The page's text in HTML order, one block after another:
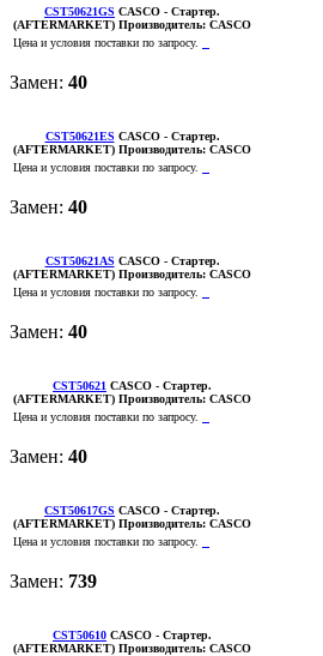
CST50621GS CASCO - Стартер.
(AFTERMARKET) Производитель: CASCO
Цена и условия поставки по запросу.
Замен: 40
CST50621ES CASCO - Стартер.
(AFTERMARKET) Производитель: CASCO
Цена и условия поставки по запросу.
Замен: 40
CST50621AS CASCO - Стартер.
(AFTERMARKET) Производитель: CASCO
Цена и условия поставки по запросу.
Замен: 40
CST50621 CASCO - Стартер.
(AFTERMARKET) Производитель: CASCO
Цена и условия поставки по запросу.
Замен: 40
CST50617GS CASCO - Стартер.
(AFTERMARKET) Производитель: CASCO
Цена и условия поставки по запросу.
Замен: 739
CST50610 CASCO - Стартер.
(AFTERMARKET) Производитель: CASCO